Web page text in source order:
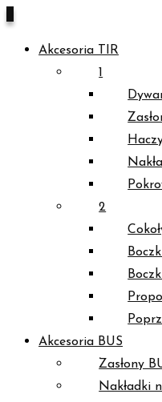
Akcesoria TIR
1
2
Akcesoria BUS
Zasłony
Nakładki